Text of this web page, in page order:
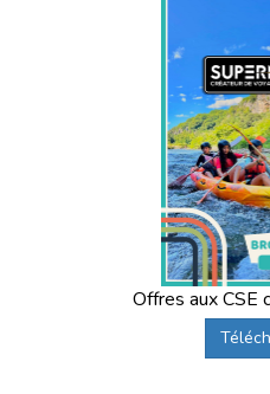
Offres aux CSE